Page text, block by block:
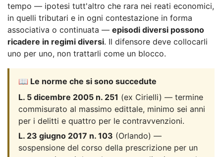
tempo — ipotesi tutt'altro che rara nei reati economici,
in quelli tributari e in ogni contestazione in forma
associativa o continuata — episodi diversi possono
ricadere in regimi diversi. Il difensore deve collocarli
uno per uno, non trattarli come un blocco.
📖 Le norme che si sono succedute
L. 5 dicembre 2005 n. 251 (ex Cirielli) — termine
commisurato al massimo edittale, minimo sei anni
per i delitti e quattro per le contravvenzioni.
L. 23 giugno 2017 n. 103 (Orlando) —
sospensione del corso della prescrizione per un